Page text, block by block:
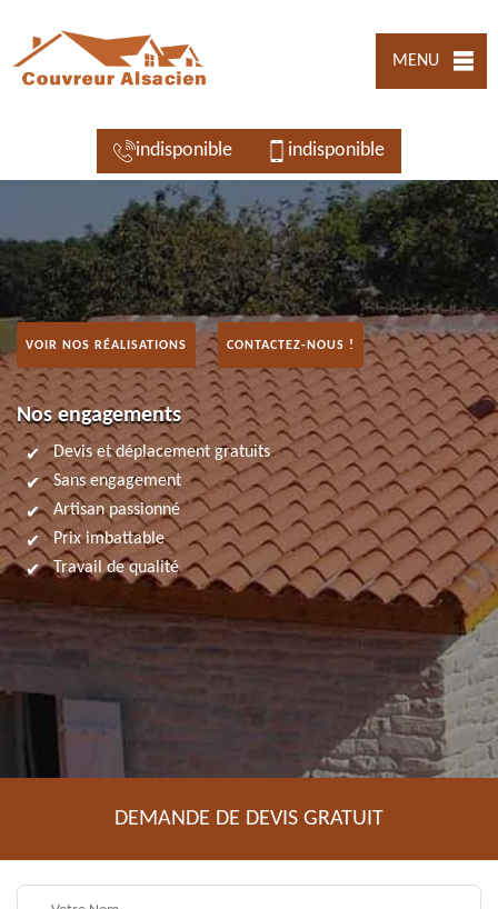
MENU
indisponible indisponible
VOIR NOS RÉALISATIONS CONTACTEZ-NOUS !
Nos engagements
Devis et déplacement gratuits
Sans engagement
Artisan passionné
Prix imbattable
Travail de qualité
DEMANDE DE DEVIS GRATUIT